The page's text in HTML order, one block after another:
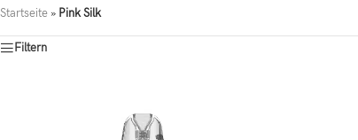
Startseite » Pink Silk
Filtern